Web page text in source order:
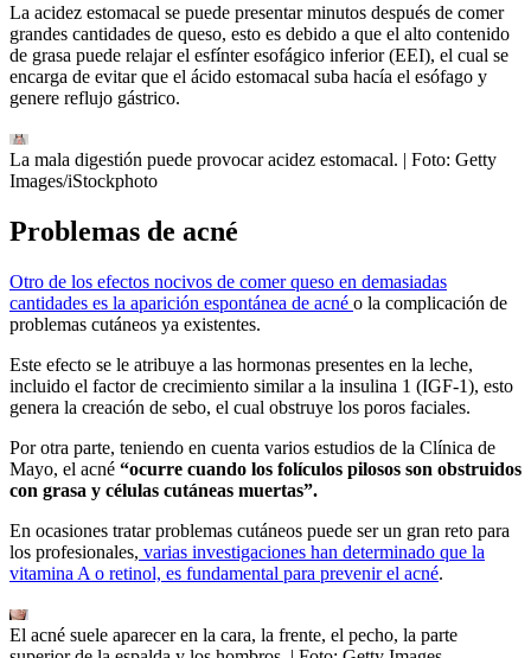
La acidez estomacal se puede presentar minutos después de comer
grandes cantidades de queso, esto es debido a que el alto contenido
de grasa puede relajar el esfínter esofágico inferior (EEI), el cual se
encarga de evitar que el ácido estomacal suba hacía el esófago y
genere reflujo gástrico.
La mala digestión puede provocar acidez estomacal. | Foto: Getty
Images/iStockphoto
Problemas de acné
Otro de los efectos nocivos de comer queso en demasiadas
cantidades es la aparición espontánea de acné o la complicación de
problemas cutáneos ya existentes.
Este efecto se le atribuye a las hormonas presentes en la leche,
incluido el factor de crecimiento similar a la insulina 1 (IGF-1), esto
genera la creación de sebo, el cual obstruye los poros faciales.
Por otra parte, teniendo en cuenta varios estudios de la Clínica de
Mayo, el acné “ocurre cuando los folículos pilosos son obstruidos
con grasa y células cutáneas muertas”.
En ocasiones tratar problemas cutáneos puede ser un gran reto para
los profesionales, varias investigaciones han determinado que la
vitamina A o retinol, es fundamental para prevenir el acné.
El acné suele aparecer en la cara, la frente, el pecho, la parte